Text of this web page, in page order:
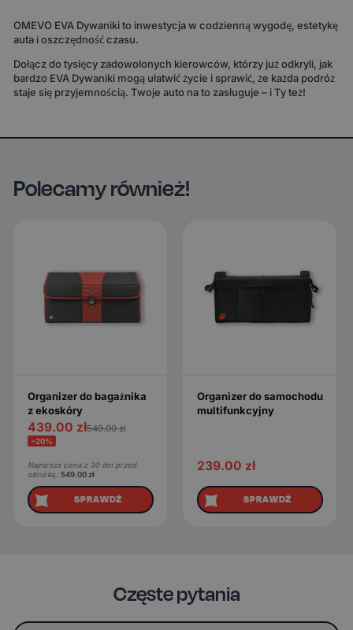
OMEVO EVA Dywaniki to inwestycja w codzienną wygodę, estetykę
auta i oszczędność czasu.
Dołącz do tysięcy zadowolonych kierowców, którzy już odkryli, jak
bardzo EVA Dywaniki mogą ułatwić życie i sprawić, że każda podróż
staje się przyjemnością. Twoje auto na to zasługuje – i Ty też!
Polecamy również!
Organizer do bagażnika
z ekoskóry
439.00 zł549.00zł
−20%
Najniższa cena z 30 dni przed
obniżką: 549.00zł
SPRAWDŹ
Organizer do samochodu
multifunkcyjny
239.00 zł
SPRAWDŹ
Częste pytania